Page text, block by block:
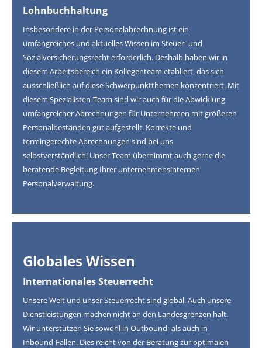
Lohnbuchhaltung
Insbesondere in der Personalabrechnung ist ein
umfangreiches und aktuelles Wissen im Steuer- und
Sozialversicherungsrecht erforderlich. Deshalb haben wir in
diesem Arbeitsbereich ein Kollegenteam etabliert, das sich
ausschließlich auf diese Schwerpunktthemen konzentriert. Mit
diesem Spezialisten-Team sind wir auch für die Abwicklung
umfangreicher Abrechnungen für Unternehmen mit größeren
Personalbeständen gut aufgestellt. Korrekte und
termingerechte Abrechnungen sind bei uns
selbstverständlich! Unser Team übernimmt auch gerne die
beratende Begleitung Ihrer unternehmensinternen
Personalverwaltung.
Globales Wissen
Internationales Steuerrecht
Unsere Welt und unser Steuerrecht sind global. Auch unsere
Dienstleistungen machen nicht an den Landesgrenzen halt.
Wir unterstützen Sie sowohl in Outbound- als auch in
Inbound-Fällen. Dies reicht von der Beratung zur optimalen